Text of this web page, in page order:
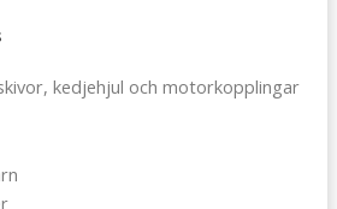
kedjehjul och motorkopplingar